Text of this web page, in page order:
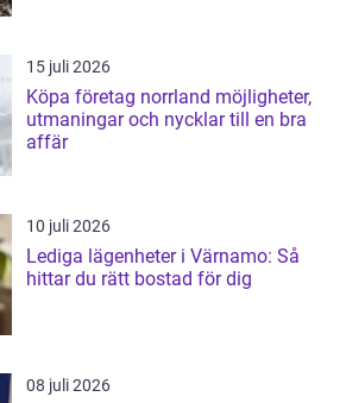
15 juli 2026
Köpa företag norrland möjligheter,
utmaningar och nycklar till en bra
affär
10 juli 2026
Lediga lägenheter i Värnamo: Så
hittar du rätt bostad för dig
08 juli 2026